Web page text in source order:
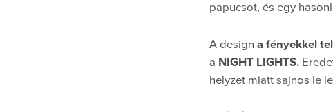
papucsot, és egy
A design a fényekkel
a NIGHT LIGHTS.
helyzet miatt sajnos le